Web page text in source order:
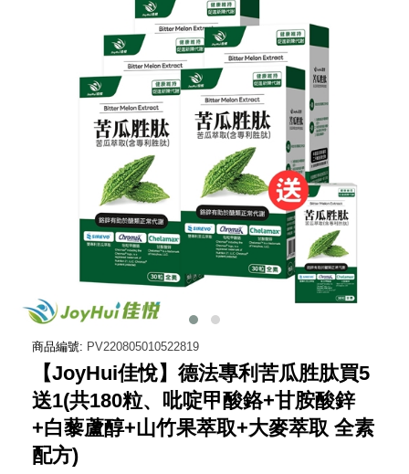
商品編號: PV220805010522819
【JoyHui佳悅】德法專利苦瓜胜肽買5
送1(共180粒、吡啶甲酸鉻+甘胺酸鋅
+白藜蘆醇+山竹果萃取+大麥萃取 全素
配方)